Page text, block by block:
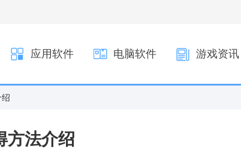
应用软件 电脑软件 游戏资讯
方法介绍